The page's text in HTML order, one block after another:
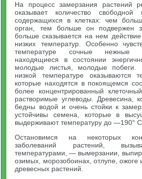
На процесс замерзания растений
оказывает количество
содержащихся в клетках: чем
орган, тем больше он подвержен
больше сказывается на нем
низких температур. Особенно
температуре сочные нежные
находящиеся в состоянии
молодые листья, молодые побеги.
низкой температуре оказываются
которые находятся в покоящемся
более концентрированный
растворимые углеводы. Древесина,
бедны водой и очень стойки к
устойчивы семена, которые в
выдерживают температуру до —190° С.
Остановимся на некоторых
заболеваний растений,
температурами, — вымерзании,
озимых, морозобоинах, отлупе, ожоге
древесных растений.